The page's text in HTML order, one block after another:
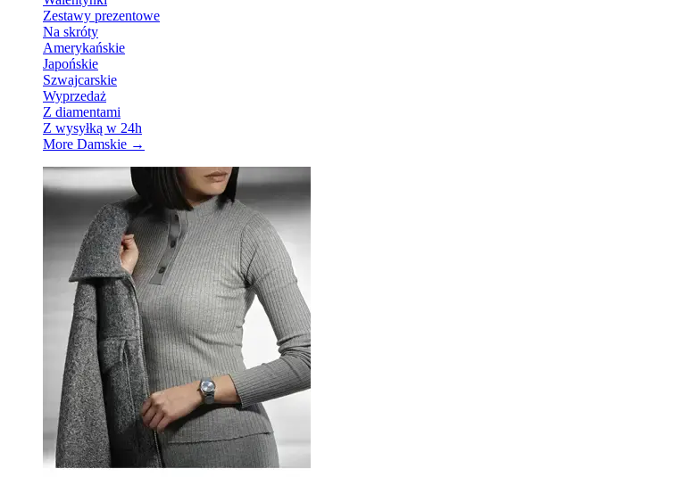
Zestawy prezentowe
Na skróty
Amerykańskie
Japońskie
Szwajcarskie
Wyprzedaż
Z diamentami
Z wysyłką w 24h
More Damskie →